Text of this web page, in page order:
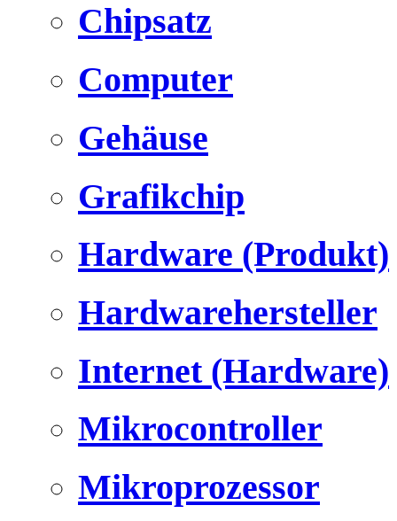
Chipsatz
Computer
Gehäuse
Grafikchip
Hardware (Produkt)
Hardwarehersteller
Internet (Hardware)
Mikrocontroller
Mikroprozessor